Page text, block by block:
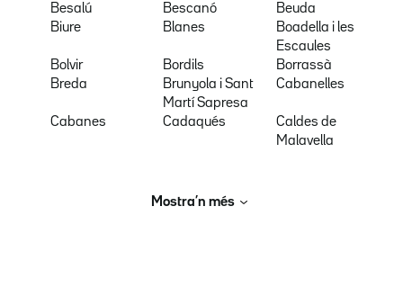
Besalú
Bescanó
Beuda
Biure
Blanes
Boadella i les
Escaules
Bolvir
Bordils
Borrassà
Breda
Brunyola i Sant
Martí Sapresa
Cabanelles
Cabanes Cadaqués
Caldes de
Malavella
Mostra’n més